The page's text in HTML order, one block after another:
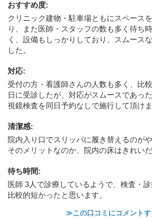
おすすめ度:
クリニック建物・駐車場ともにスペース
り、また医師・スタッフの数も多く待ち
く、設備もしっかりしており、スムース
した。
対応:
受付の方・看護師さんの人数も多く、比
日に受診したが、対応がスムースであっ
視鏡検査を同日予約なしで施行して頂けま
清潔感:
院内入り口でスリッパに履き替えるのが
そのメリットなのか、院内の床はきれいだ
待ち時間:
医師 3人で診療しているようで、検査・
比較的短かったと思います。
≫この口コミにコメント